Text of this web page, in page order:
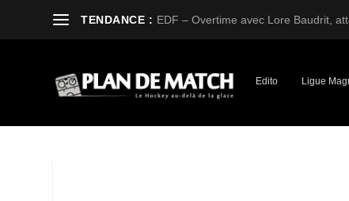
TENDANCE : EDF – Overtime avec Lore Baudrit,
Edito Ligue